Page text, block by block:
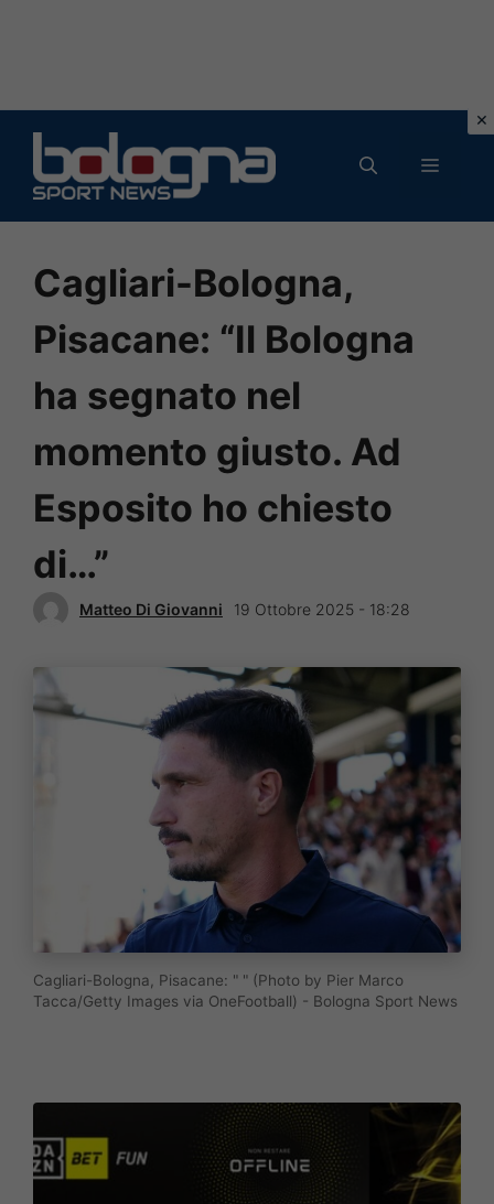
contenuto
MENU
Cagliari-Bologna,
Pisacane: “Il Bologna
ha segnato nel
momento giusto. Ad
Esposito ho chiesto
di…”
Matteo Di Giovanni 19 Ottobre 2025 - 18:28
Cagliari-Bologna, Pisacane: " " (Photo by Pier Marco
Tacca/Getty Images via OneFootball) - Bologna Sport News